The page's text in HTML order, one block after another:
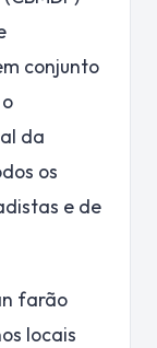
conjunto
da
os
e de
farão
locais